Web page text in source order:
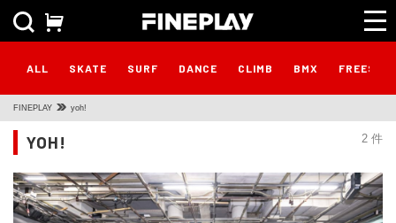
ALL SKATE SURF DANCE CLIMB BMX
FINEPLAY yoh!
2 件
YOH!